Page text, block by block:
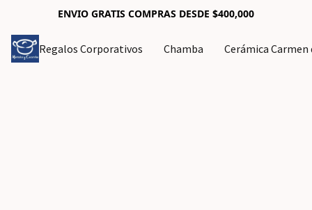
ENVIO GRATIS COMPRAS DESDE $400,000
Regalos Corporativos Chamba Cerámica Carmen